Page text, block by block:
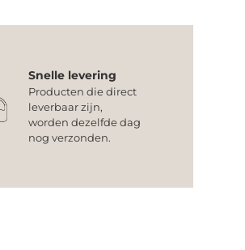
Snelle levering
Producten die direct
leverbaar zijn,
worden dezelfde dag
nog verzonden.